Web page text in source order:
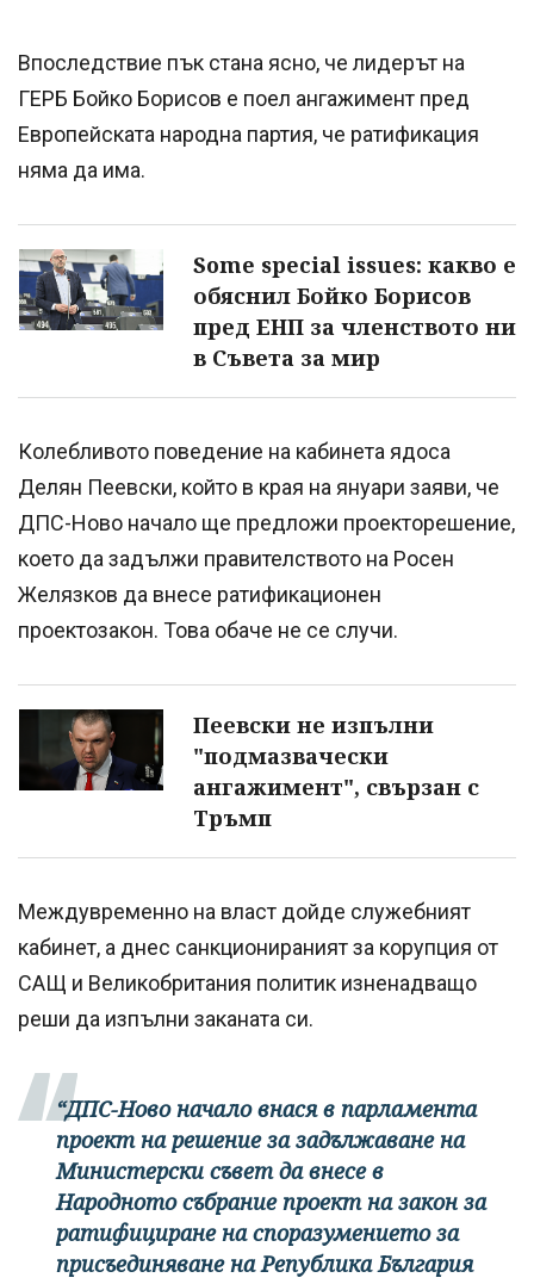
Впоследствие пък стана ясно, че лидерът на
ГЕРБ Бойко Борисов е поел ангажимент пред
Европейската народна партия, че ратификация
няма да има.
Some special issues: какво е
обяснил Бойко Борисов
пред ЕНП за членството ни
в Съвета за мир
Колебливото поведение на кабинета ядоса
Делян Пеевски, който в края на януари заяви, че
ДПС-Ново начало ще предложи проекторешение,
което да задължи правителството на Росен
Желязков да внесе ратификационен
проектозакон. Това обаче не се случи.
Пеевски не изпълни
"подмазвачески
ангажимент", свързан с
Тръмп
Междувременно на власт дойде служебният
кабинет, а днес санкционираният за корупция от
САЩ и Великобритания политик изненадващо
реши да изпълни заканата си.
“ДПС-Ново начало внася в парламента
проект на решение за задължаване на
Министерски съвет да внесе в
Народното събрание проект на закон за
ратифициране на споразумението за
присъединяване на Република България